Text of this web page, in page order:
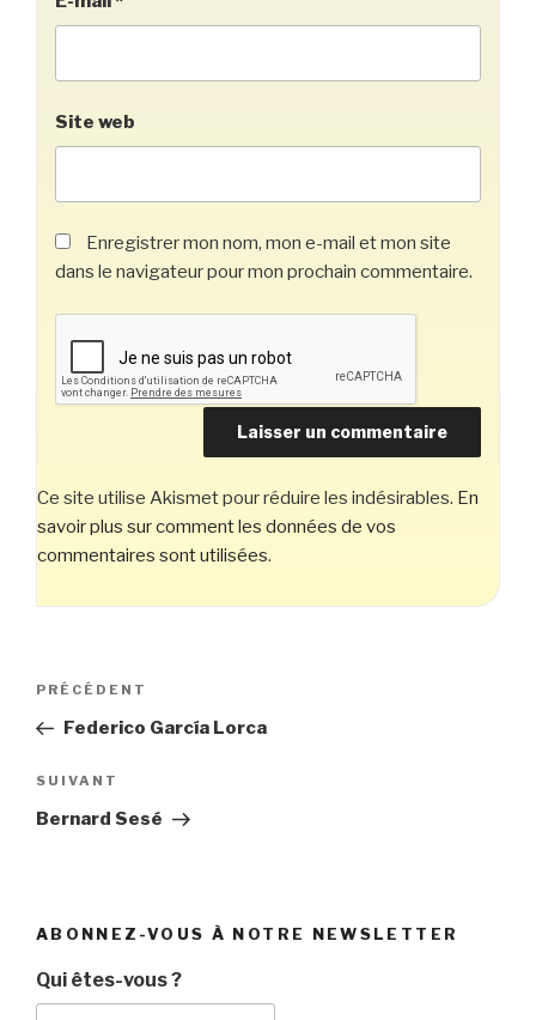
Site web
Enregistrer mon nom, mon e-mail et mon site
dans le navigateur pour mon prochain commentaire.
Ce site utilise Akismet pour réduire les indésirables. En
savoir plus sur comment les données de vos
commentaires sont utilisées.
Navigation
l’article
Article
précédent
PRÉCÉDENT
Federico García Lorca
Article
suivant
SUIVANT
Bernard Sesé
ABONNEZ-VOUS À NOTRE NEWSLETTER
Qui êtes-vous ?